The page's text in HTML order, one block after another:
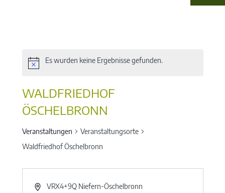
Es wurden keine Ergebnisse gefunden.
WALDFRIEDHOF
ÖSCHELBRONN
Veranstaltungen
Veranstaltungsorte
Waldfriedhof Öschelbronn
VRX4+9Q Niefern-Öschelbronn